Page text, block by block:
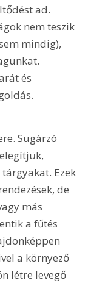
ad.
nem teszik
mindig),
és
Sugárzó
Ezek
de
más
a fűtés
a környező
létre levegő